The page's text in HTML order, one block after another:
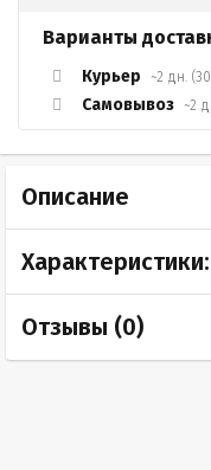
Варианты
Курьер ~2 дн.
Самовывоз ~2
Описание
Характеристики:
Отзывы (0)